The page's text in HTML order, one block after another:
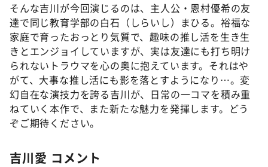
そんな吉川が今回演じるのは、主人公・恩村優希の友
達で同じ教育学部の白石（しらいし）まひる。裕福な
家庭で育ったおっとり気質で、趣味の推し活を生き生
きとエンジョイしていますが、実は友達にも打ち明け
られないトラウマを心の奥に抱えています。それはや
がて、大事な推し活にも影を落とすようになり…。変
幻自在な演技力を誇る吉川が、日常の一コマを積み重
ねていく本作で、また新たな魅力を発揮します。どう
ぞご期待ください。
吉川愛 コメント